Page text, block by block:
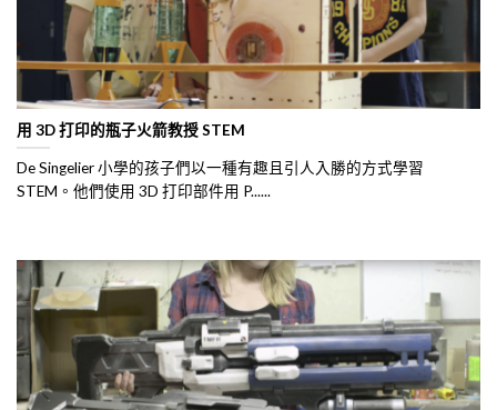
用 3D 打印的瓶子火箭教授 STEM
De Singelier 小學的孩子們以一種有趣且引人入勝的方式學習
STEM。他們使用 3D 打印部件用 P......